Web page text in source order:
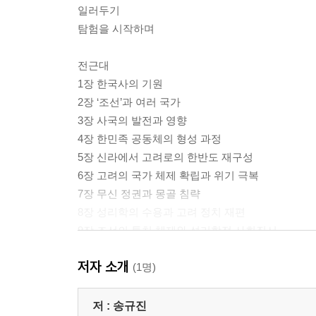
일러두기
탐험을 시작하며
전근대
1장 한국사의 기원
2장 ‘조선’과 여러 국가
3장 사국의 발전과 영향
4장 한민족 공동체의 형성 과정
5장 신라에서 고려로의 한반도 재구성
6장 고려의 국가 체제 확립과 위기 극복
7장 무신 정권과 몽골 침략
9장 조선의 통치 체제와 성리학적 사회질서
11장 조선 후기 정치체제의 변질과 부분적 개혁
12장 조선 후기의 국제 교류와 경제 변화
저자 소개 (1명)
저 : 송규진